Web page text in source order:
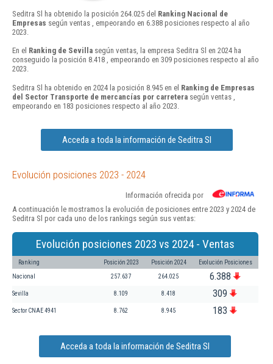
Seditra Sl ha obtenido la posición 264.025 del Ranking Nacional de
Empresas según ventas , empeorando en 6.388 posiciones respecto al año
2023.
En el Ranking de Sevilla según ventas, la empresa Seditra Sl en 2024 ha
conseguido la posición 8.418 , empeorando en 309 posiciones respecto al año
2023.
Seditra Sl ha obtenido en 2024 la posición 8.945 en el Ranking de Empresas
del Sector Transporte de mercancías por carretera según ventas ,
empeorando en 183 posiciones respecto al año 2023.
Acceda a toda la información de Seditra Sl
Evolución posiciones 2023 - 2024
Información ofrecida por
A continuación le mostramos la evolución de posiciones entre 2023 y 2024 de
Seditra Sl por cada uno de los rankings según sus ventas:
Evolución posiciones 2023 vs 2024 - Ventas
Ranking Posición 2023 Posición 2024 Evolución Posiciones
Nacional 257.637 264.025 6.388
Sevilla 8.109 8.418 309
Sector CNAE 4941 8.762 8.945 183
Acceda a toda la información de Seditra Sl